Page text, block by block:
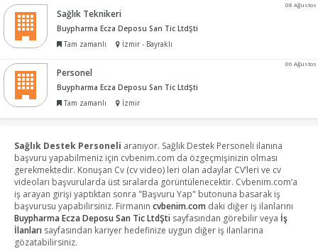
08 Ağustos
Sağlık Teknikeri
Buypharma Ecza Deposu San Tic LtdŞti
Tam zamanlı
İzmir - Bayraklı
06 Ağustos
Personel
Buypharma Ecza Deposu San Tic LtdŞti
Tam zamanlı
İzmir
Sağlık Destek Personeli aranıyor. Sağlık Destek Personeli ilanına
başvuru yapabilmeniz için cvbenim.com da özgeçmişinizin olması
gerekmektedir. Konuşan Cv (cv video) leri olan adaylar CV’leri ve cv
videoları başvurularda üst sıralarda görüntülenecektir. Cvbenim.com’a
iş arayan girişi yaptıktan sonra "Başvuru Yap" butonuna basarak iş
başvurusu yapabilirsiniz. Firmanın cvbenim.com daki diğer iş ilanlarını
Buypharma Ecza Deposu San Tic LtdŞti sayfasından görebilir veya İş
İlanları sayfasından kariyer hedefinize uygun diğer iş ilanlarına
gözatabilirsiniz.